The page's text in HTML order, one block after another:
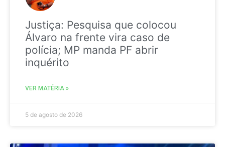
Justiça: Pesquisa que colocou
Álvaro na frente vira caso de
polícia; MP manda PF abrir
inquérito
VER MATÉRIA »
5 de agosto de 2026